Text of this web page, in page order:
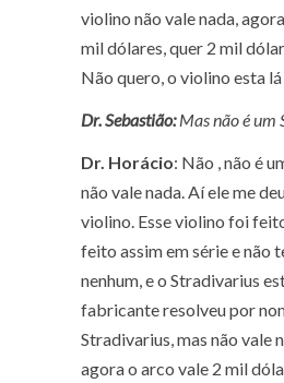
violino não vale nada,
mil dólares, quer 2 mil
Não quero, o violino esta
Dr. Sebastião:Mas não é um
Dr. Horácio: Não , não é
não vale nada. Aí ele me
violino. Esse violino foi
feito assim em série e não
nenhum, e o Stradivarius
fabricante resolveu por
Stradivarius, mas não vale
agora o arco vale 2 mil